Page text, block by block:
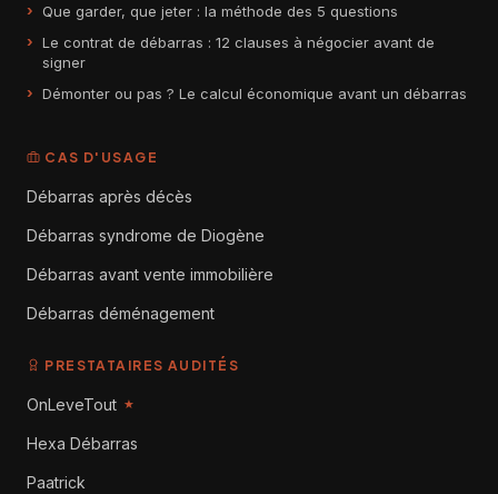
Que garder, que jeter : la méthode des 5 questions
Le contrat de débarras : 12 clauses à négocier avant de
signer
Démonter ou pas ? Le calcul économique avant un débarras
CAS D'USAGE
Débarras après décès
Débarras syndrome de Diogène
Débarras avant vente immobilière
Débarras déménagement
PRESTATAIRES AUDITÉS
OnLeveTout ★
Hexa Débarras
Paatrick